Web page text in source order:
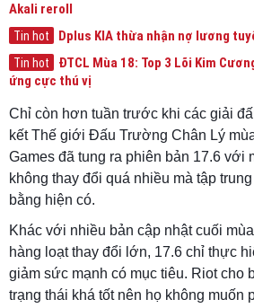
Akali reroll
Tin hot Dplus KIA thừa nhận nợ lương
Tin hot
ĐTCL Mùa 18: Top 3 Lõi Kim
ứng cực thú vị
Chỉ còn hơn tuần trước khi các giải
kết Thế giới Đấu Trường Chân Lý
Games đã tung ra phiên bản 17.6 với
không thay đổi quá nhiều mà tập
bằng hiện có.
Khác với nhiều bản cập nhật cuối
hàng loạt thay đổi lớn, 17.6 chỉ thực
giảm sức mạnh có mục tiêu. Riot cho
trạng thái khá tốt nên họ không muốn